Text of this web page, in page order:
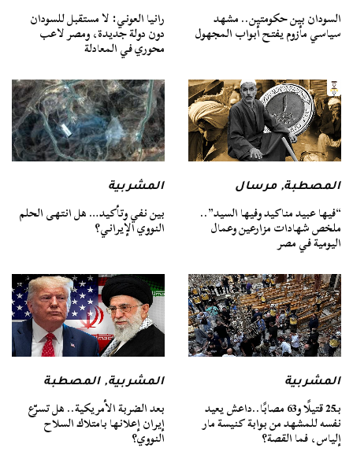
السودان بين حكومتين.. مشهد
سياسي مأزوم يفتح أبواب المجهول
رانيا العوني: لا مستقبل للسودان
دون دولة جديدة، ومصر لاعب
محوري في المعادلة
المصطبة,مرسال
“فيها عبيد مناكيد وفيها السيد”..
ملخص شهادات مزارعين وعمال
اليومية في مصر
المشربية
بين نفي وتأكيد… هل انتهى الحلم
النووي الإيراني؟
المشربية
بـ25 قتيلًا و63 مصابًا..داعش يعيد
نفسه للمشهد من بوابة كنيسة مار
إلياس، فما القصة؟
المشربية,المصطبة
بعد الضربة الأمريكية.. هل تسرّع
إيران إعلانها بامتلاك السلاح
النووي؟